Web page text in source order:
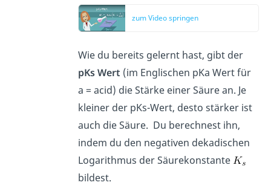
zum Video springen
Wie du bereits gelernt hast, gibt der
pKs Wert (im Englischen pKa Wert für
a = acid) die Stärke einer Säure an. Je
kleiner der pKs-Wert, desto stärker ist
auch die Säure. Du berechnest ihn,
indem du den negativen dekadischen
Logarithmus der Säurekonstante
bildest.